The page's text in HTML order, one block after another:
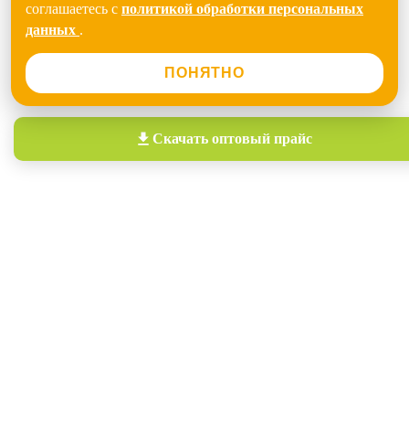
соглашаетесь с политикой обработки персональных
данных .
ПОНЯТНО
Скачать оптовый прайс